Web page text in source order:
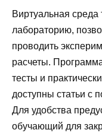
Виртуальная
лабораторию,
проводить
расчеты.
тесты и
доступны статьи с
Для удобства
обучающий для